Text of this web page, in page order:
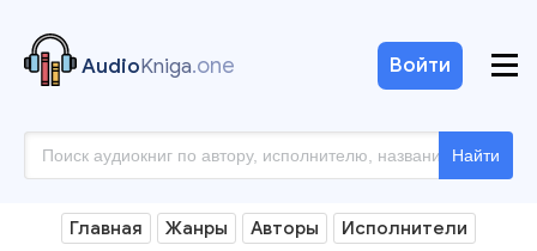
AudioKniga.one
Найти
Войти
Главная Жанры Авторы Исполнители